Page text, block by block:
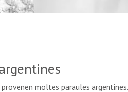
moltes paraules argentines.